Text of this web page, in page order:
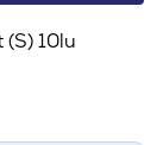
10lu